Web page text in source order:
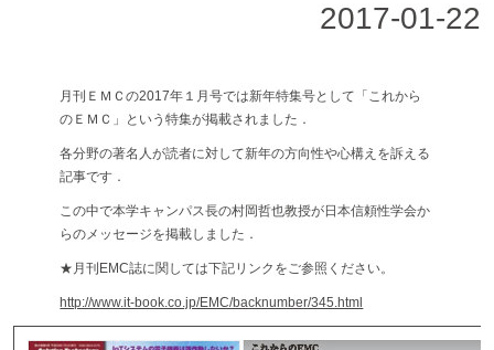
2017-01-22
月刊ＥＭＣの2017年１月号では新年特集号として「これから
のＥＭＣ」という特集が掲載されました．
各分野の著名人が読者に対して新年の方向性や心構えを訴える
記事です．
この中で本学キャンパス長の村岡哲也教授が日本信頼性学会か
らのメッセージを掲載しました．
★月刊EMC誌に関しては下記リンクをご参照ください。
http://www.it-book.co.jp/EMC/backnumber/345.html